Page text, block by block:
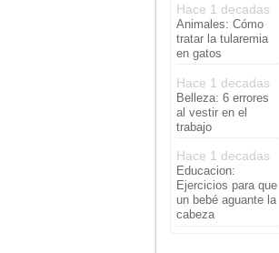
Hace 1 decadas
Animales: Cómo
tratar la tularemia
en gatos
Hace 1 decadas
Belleza: 6 errores
al vestir en el
trabajo
Hace 1 decadas
Educacion:
Ejercicios para que
un bebé aguante la
cabeza